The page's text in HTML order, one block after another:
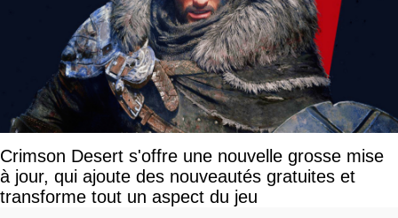
Crimson Desert s'offre une nouvelle grosse mise
à jour, qui ajoute des nouveautés gratuites et
transforme tout un aspect du jeu